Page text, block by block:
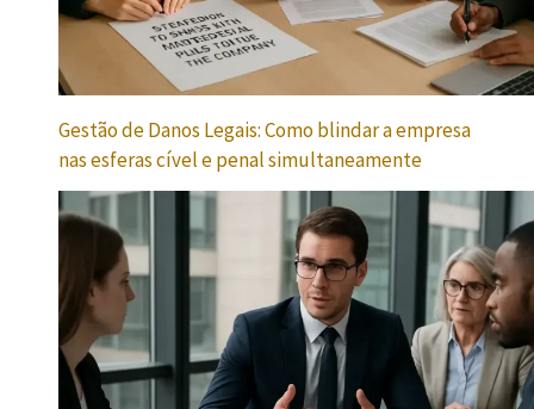
Gestão de Danos Legais: Como blindar a empresa
nas esferas cível e penal simultaneamente